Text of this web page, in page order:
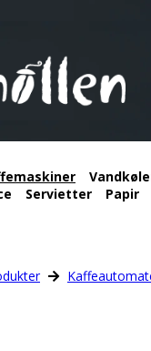
Servietter Papir